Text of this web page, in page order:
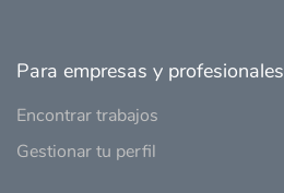
Para empresas y profesionales
Encontrar trabajos
Gestionar tu perfil